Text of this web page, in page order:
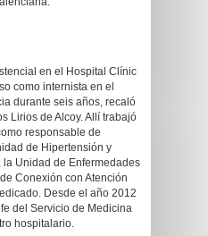
en el Hospital Clínic
como internista en el
durante seis años, recaló
Lirios de Alcoy. Allí trabajó
responsable de
de Hipertensión y
Unidad de Enfermedades
Conexión con Atención
Desde el año 2012
del Servicio de Medicina
hospitalario.